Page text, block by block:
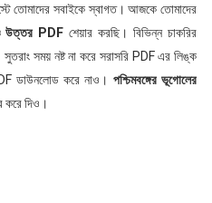
সবাইকে স্বাগত। আজকে তোমাদের
উত্তর PDF শেয়ার করছি। বিভিন্ন চাকরির
সময় নষ্ট না করে সরাসরি PDF এর লিঙ্ক
ডাউনলোড করে নাও। পশ্চিমবঙ্গের ভূগোলের
করে দিও।